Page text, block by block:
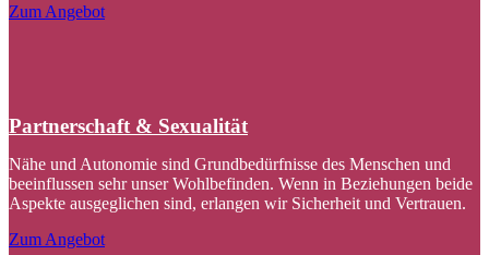
Zum Angebot
Partnerschaft & Sexualität
Nähe und Autonomie sind Grundbedürfnisse des Menschen und
beeinflussen sehr unser Wohlbefinden. Wenn in Beziehungen beide
Aspekte ausgeglichen sind, erlangen wir Sicherheit und Vertrauen.
Zum Angebot